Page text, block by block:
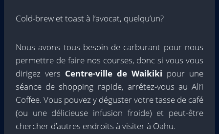
Cold-brew et toast à l’avocat, quelqu’un?
Nous avons tous besoin de carburant pour nous
permettre de faire nos courses, donc si vous vous
dirigez vers Centre-ville de Waikiki pour une
séance de shopping rapide, arrêtez-vous au Ali’i
Coffee. Vous pouvez y déguster votre tasse de café
(ou une délicieuse infusion froide) et peut-être
chercher d’autres endroits à visiter à Oahu.